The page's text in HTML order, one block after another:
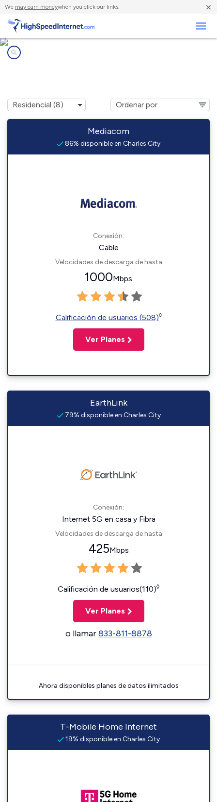
We may earn moneywhen you click our links. ×
Mediacom
86% disponible en Charles City
Conexión:
Cable
Velocidades de descarga de hasta
1000Mbps
Calificación de usuarios (508)◊
Ver Planes
EarthLink
79% disponible en Charles City
Conexión:
Internet 5G en casa y Fibra
Velocidades de descarga de hasta
425Mbps
Calificación de usuarios(110)◊
Ver Planes
o llamar833-811-8878
Ahora disponibles planes de datos ilimitados
T-Mobile Home Internet
19% disponible en Charles City